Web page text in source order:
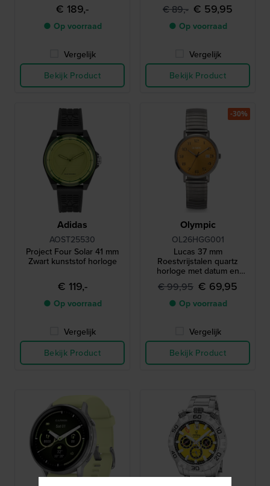
€ 189,-
● Op voorraad
Vergelijk
Bekijk Product
€ 89,- € 59,95
● Op voorraad
Vergelijk
Bekijk Product
Adidas
AOST25530
Project Four Solar 41 mm
Zwart kunststof horloge
€ 119,-
● Op voorraad
Vergelijk
Bekijk Product
Olympic
OL26HGG001
Lucas 37 mm
Roestvrijstalen quartz
horloge met datum en
rekband
€ 99,95 € 69,95
● Op voorraad
Vergelijk
Bekijk Product
-30%